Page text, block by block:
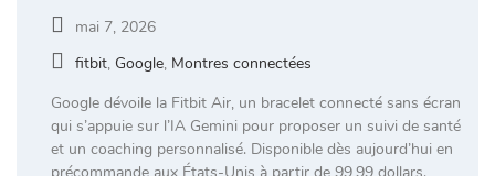
mai 7, 2026
fitbit, Google, Montres connectées
Google dévoile la Fitbit Air, un bracelet connecté sans écran
qui s’appuie sur l’IA Gemini pour proposer un suivi de santé
et un coaching personnalisé. Disponible dès aujourd’hui en